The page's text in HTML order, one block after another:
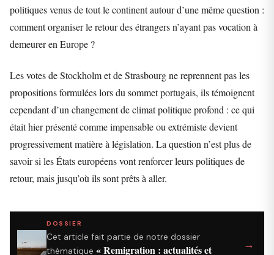
politiques venus de tout le continent autour d’une même question :
comment organiser le retour des étrangers n’ayant pas vocation à
demeurer en Europe ?
Les votes de Stockholm et de Strasbourg ne reprennent pas les
propositions formulées lors du sommet portugais, ils témoignent
cependant d’un changement de climat politique profond : ce qui
était hier présenté comme impensable ou extrémiste devient
progressivement matière à législation. La question n’est plus de
savoir si les États européens vont renforcer leurs politiques de
retour, mais jusqu’où ils sont prêts à aller.
DOSSIER
Cet article fait partie de notre dossier
thématique « Remigration : actualités et
→